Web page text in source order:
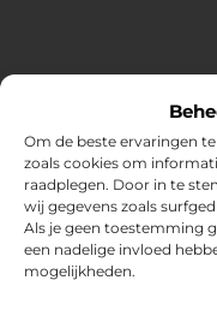
Om de beste ervaringen
zoals cookies om
raadplegen. Door in te
wij gegevens zoals
Als je geen toestemming
een nadelige invloed
mogelijkheden.
Jouw bron voor
dagelijks leven.
Verken een
handige adviezen en
optimaal te benutten.
Bericht categorie